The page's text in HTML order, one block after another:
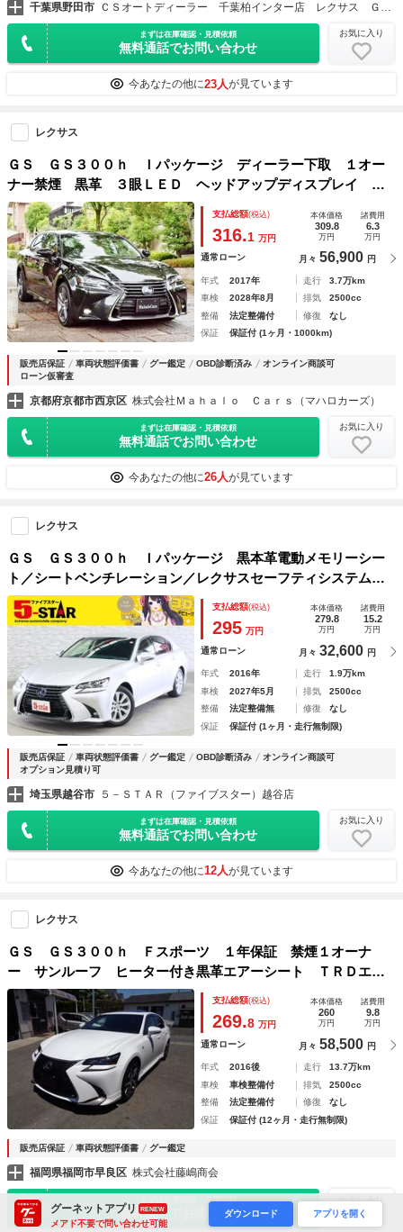
千葉県野田市 ＣＳオートディーラー 千葉柏インター店 レクサス ＧＳ・ＧＳ－ＨＶ・ＩＳ・ＩＳ－ＨＶ 中古車専門店
まずは在庫確認・見積依頼
無料通話でお問い合わせ
お気に入り
今あなたの他に23人が見ています
レクサス
ＧＳ ＧＳ３００ｈ Ｉパッケージ ディーラー下取 １オー
ナー禁煙 黒革 ３眼ＬＥＤ ヘッドアップディスプレイ ブ
ラインドスポット ソナー ドラレコ スマートキー２本 カ
ードキー 車検Ｒ１０年８月 車検整備付
支払総額(税込)
316.1 万円
本体価格
309.8
万円
諸費用
6.3
万円
通常ローン 月々 56,900 円
年式 2017年 走行
3.7万km
車検
2028年8月 排気
2500cc
整備
法定整備付 修復
なし
保証
保証付 (1ヶ月・1000km)
販売店保証 車両状態評価書 グー鑑定 OBD診断済み
オンライン商談可
ローン仮審査
京都府京都市西京区 株式会社Ｍａｈａｌｏ Ｃａｒｓ（マハロカーズ）
まずは在庫確認・見積依頼
無料通話でお問い合わせ
お気に入り
今あなたの他に26人が見ています
レクサス
ＧＳ ＧＳ３００ｈ Ｉパッケージ 黒本革電動メモリーシー
ト／シートベンチレーション／レクサスセーフティシステム＋
／レーダークルコン／クリアランスソナー／レーンアシスト／
ＢＳＭ／オートマチックハイビーム／ステアリングヒーター／
純正ナビ
支払総額(税込)
295 万円
本体価格
279.8
万円
諸費用
15.2
万円
通常ローン 月々 32,600 円
年式 2016年 走行
1.9万km
車検
2027年5月 排気
2500cc
整備
法定整備無 修復
なし
保証
保証付 (1ヶ月・走行無制限)
販売店保証 車両状態評価書 グー鑑定 OBD診断済み
オンライン商談可
オプション見積り可
埼玉県越谷市 ５－ＳＴＡＲ（ファイブスター）越谷店
まずは在庫確認・見積依頼
無料通話でお問い合わせ
お気に入り
今あなたの他に12人が見ています
レクサス
ＧＳ ＧＳ３００ｈ Ｆスポーツ １年保証 禁煙１オーナ
ー サンルーフ ヒーター付き黒革エアーシート ＴＲＤエア
ロ＆マフラー マークレビンソン ＢＳＭ ＨＵＤ Ｂカメ
ラ ＥＴＣ２．０ パワーバックドア クルコン ドラレコ
フィルム施工
支払総額(税込)
269.8 万円
本体価格
260
万円
諸費用
9.8
万円
通常ローン 月々 58,500 円
年式 2016後 走行
13.7万km
車検
車検整備付 排気
2500cc
整備
法定整備付 修復
なし
保証
保証付 (12ヶ月・走行無制限)
販売店保証 車両状態評価書 グー鑑定
福岡県福岡市早良区 株式会社藤嶋商会
まずは在庫確認・見積依頼
無料通話でお問い合わせ
グーネットアプリ RENEW
メアド不要で問い合わせ可能
ダウンロード アプリを開く